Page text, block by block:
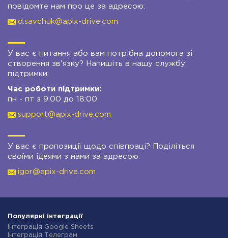
повідомте нам про це за адресою:
d.savchuk@apix-drive.com
У вас є питання або вам потрібна допомога зі
створення зв'язку? Напишіть в нашу службу
підтримки:
Час роботи підтримки:
пн - пт з 9:00 до 18:00
support@apix-drive.com
У вас є пропозиції щодо співпраці? Поділіться
своїми ідеями з нами за адресою:
igor@apix-drive.com
Популярні інтеграції
Інтеграція Google Sheets
Інтеграція Телеграм